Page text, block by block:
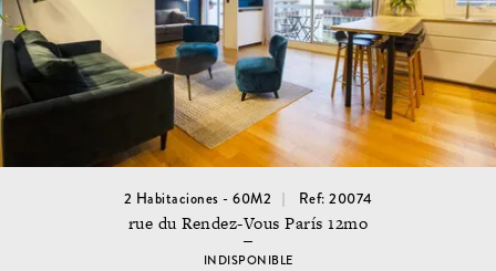
2 Habitaciones - 60M2 Ref: 20074
rue du Rendez-Vous París 12mo
INDISPONIBLE